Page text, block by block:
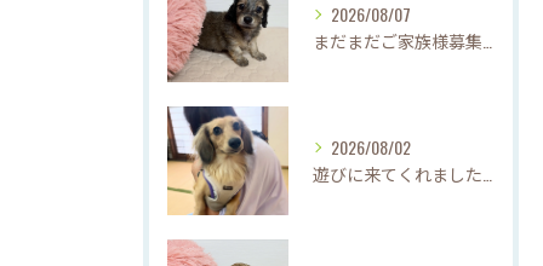
2026/08/07
2026/08/02